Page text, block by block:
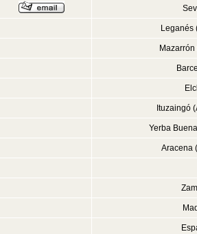
Leganés
Ituzaingó
Yerba
Aracena